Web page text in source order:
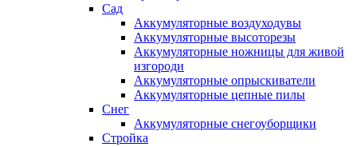
Сад
Аккумуляторные воздуходувы
Аккумуляторные высоторезы
Аккумуляторные ножницы для живой
изгороди
Аккумуляторные опрыскиватели
Аккумуляторные цепные пилы
Снег
Аккумуляторные снегоуборщики
Стройка